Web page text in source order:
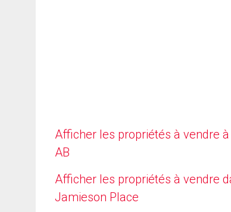
Afficher les propriétés à vendre
AB
Afficher les propriétés à vendre
Jamieson Place